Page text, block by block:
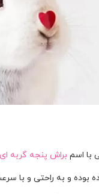
با اسم براش پنجه گربه ای
بوده و به راحتی و با